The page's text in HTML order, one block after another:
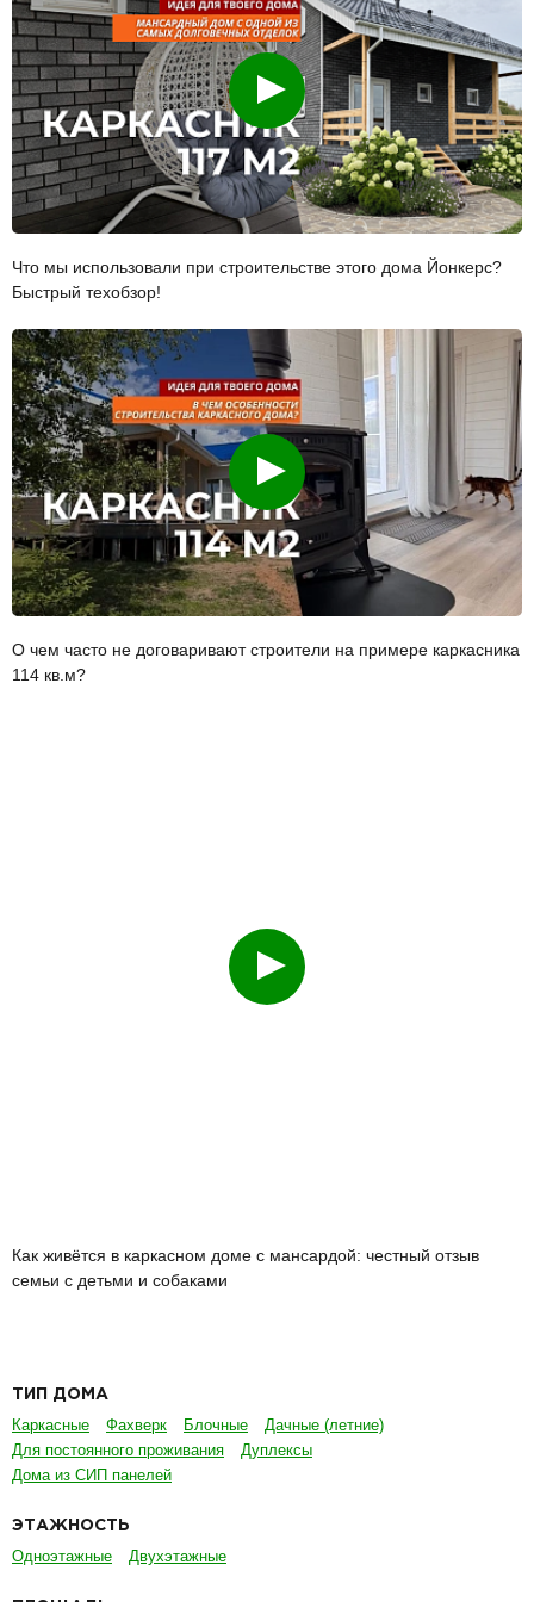
Смотреть
Что мы использовали при строительстве этого дома Йонкерс?
Быстрый техобзор!
Смотреть
О чем часто не договаривают строители на примере каркасника
114 кв.м?
Смотреть
Как живётся в каркасном доме с мансардой: честный отзыв
семьи с детьми и собаками
ТИП ДОМА
Каркасные Фахверк Блочные
Дачные (летние)
Для постоянного проживания
Дуплексы
Дома из СИП панелей
ЭТАЖНОСТЬ
Одноэтажные Двухэтажные